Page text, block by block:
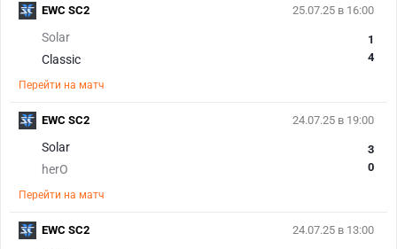
25.07.25 в 16:00
Solar
Classic
1
4
Перейти на матч
EWC SC2
24.07.25 в 19:00
Solar
herO
3
0
Перейти на матч
EWC SC2
24.07.25 в 13:00
EWC SC2